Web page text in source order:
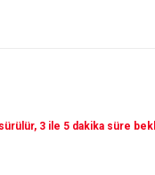
sürülür, 3 ile 5 dakika süre